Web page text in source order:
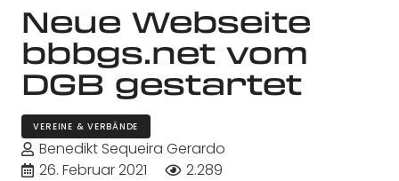
Neue Webseite
bbbgs.net vom
DGB gestartet
VEREINE & VERBÄNDE
Benedikt Sequeira Gerardo
26. Februar 2021
2.289